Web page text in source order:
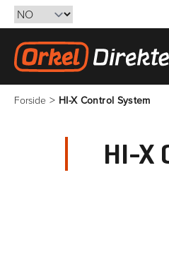
Hopp til innhold
Forside > HI-X Control System
HI-X